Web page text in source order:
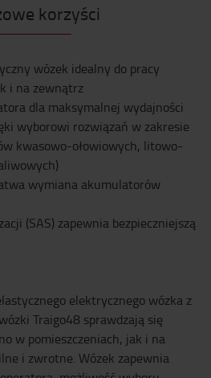
korzyści
wózek idealny do pracy
i na zewnątrz
dla maksymalnej wydajności
wyborowi rozwiązań w zakresie
kwasowo-ołowiowych, litowo-
wymiana akumulatorów
(SAS) zapewnia bezpieczniejszą
elektrycznego wózka z
Traigo48 sprawdzają się
w pomieszczeniach, jak i na
i zwrotne. Wózek zapewnia